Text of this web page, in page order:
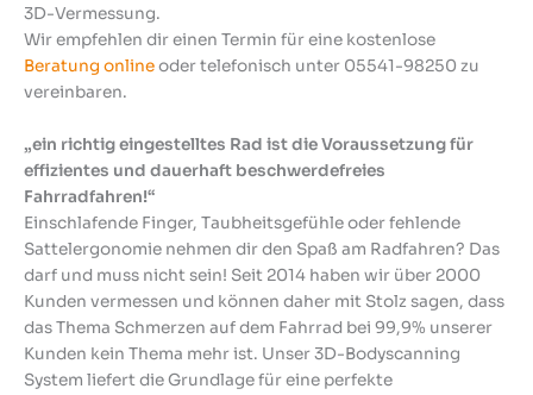
3D-Vermessung.
Wir empfehlen dir einen Termin für eine kostenlose
Beratung onlineoder telefonisch unter 05541-98250 zu
vereinbaren.
„ein richtig eingestelltes Rad ist die Voraussetzung für
effizientes und dauerhaft beschwerdefreies
Fahrradfahren!“
Einschlafende Finger, Taubheitsgefühle oder fehlende
Sattelergonomie nehmen dir den Spaß am Radfahren? Das
darf und muss nicht sein! Seit 2014 haben wir über 2000
Kunden vermessen und können daher mit Stolz sagen, dass
das Thema Schmerzen auf dem Fahrrad bei 99,9% unserer
Kunden kein Thema mehr ist. Unser 3D-Bodyscanning
System liefert die Grundlage für eine perfekte